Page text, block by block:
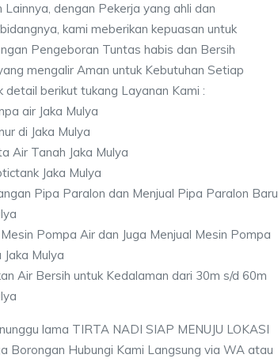
Lainnya, dengan Pekerja yang ahli dan
kami meberikan kepuasan untuk
Pengeboran Tuntas habis dan Bersih
mengalir Aman untuk Kebutuhan Setiap
detail berikut tukang Layanan Kami :
air Jaka Mulya
di Jaka Mulya
Air Tanah Jaka Mulya
Jaka Mulya
Pipa Paralon dan Menjual Pipa Paralon Baru
Pompa Air dan Juga Menjual Mesin Pompa
Jaka Mulya
Air Bersih untuk Kedalaman dari 30m s/d 60m
lama TIRTA NADI SIAP MENUJU LOKASI
Borongan Hubungi Kami Langsung via WA atau